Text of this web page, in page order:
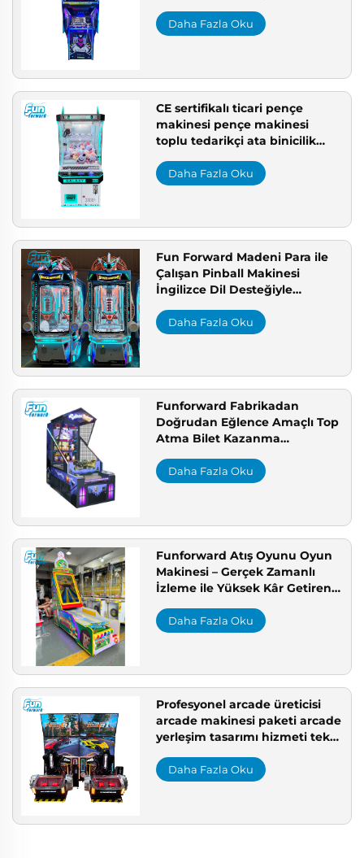
Oyunlar
Daha Fazla Oku
CE sertifikalı ticari pençe
makinesi pençe makinesi
toplu tedarikçi ata binicilik
Avrupa için CE uyumlu ödül
makinesi
Daha Fazla Oku
Fun Forward Madeni Para ile
Çalışan Pinball Makinesi
İngilizce Dil Desteğiyle
Merkezi, Metal Malzemeden
Üretilmiştir Maquina De
Daha Fazla Oku
Funforward Fabrikadan
Doğrudan Eğlence Amaçlı Top
Atma Bilet Kazanma
Jetonla Çalışan Oyunlar Oyun
Merkezi İçin
Daha Fazla Oku
Funforward Atış Oyunu Oyun
Makinesi – Gerçek Zamanlı
İzleme ile Yüksek Kâr Getiren
İçin Oyun Salonu Çözümü
Daha Fazla Oku
Profesyonel arcade üreticisi
arcade makinesi paketi arcade
yerleşim tasarımı hizmeti tek
Daha Fazla Oku